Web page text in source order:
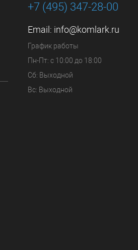
+7 (495) 347-28-00
Email: info@komlark.ru
График работы
Пн-Пт: с 10:00 до 18:00
Сб: Выходной
Вс: Выходной